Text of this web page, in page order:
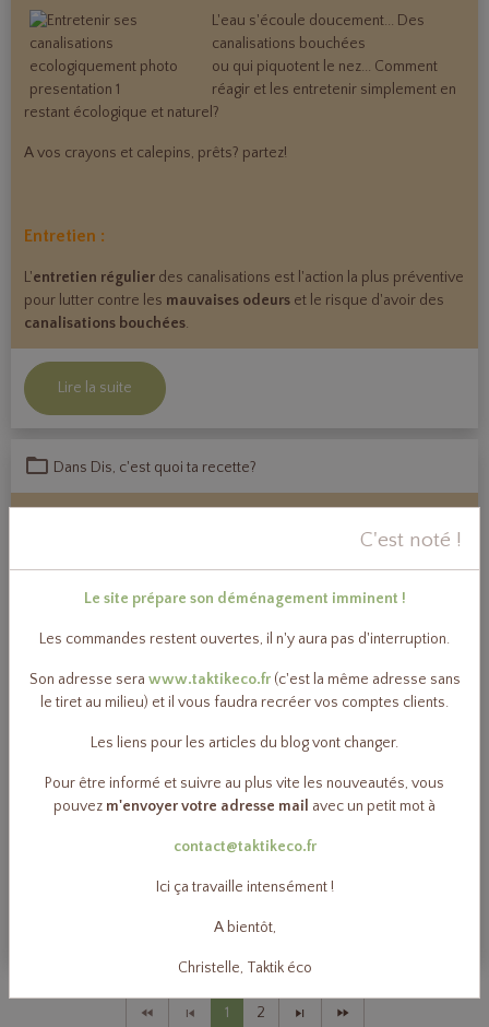
L'eau s'écoule doucement... Des
canalisations bouchées
ou qui piquotent le nez... Comment
réagir et les entretenir simplement en
restant écologique et naturel?
A vos crayons et calepins, prêts? partez!
Entretien :
L'entretien régulier des canalisations est l'action la plus préventive
pour lutter contre les mauvaises odeurs et le risque d'avoir des
canalisations bouchées.
Lire la suite
Dans Dis, c'est quoi ta recette?
Pour l'entretien régulier des toilettes,
voici une recette de pastilles
effervescentes à l'huile essentielle de
pin. Leur action est désinfectante et anti-calcaire. Contrairement
entièrement biodégradables naturelles. Tous les produits utilisés
par pastille effervescente ! (en comptant 8 pastilles)
1 2
C'est noté !
Le site prépare son déménagement imminent !
Les commandes restent ouvertes, il n'y aura pas d'interruption.
Son adresse sera www.taktikeco.fr (c'est la même adresse sans
le tiret au milieu) et il vous faudra recréer vos comptes clients.
Les liens pour les articles du blog vont changer.
Pour être informé et suivre au plus vite les nouveautés, vous
pouvez m'envoyer votre adresse mail avec un petit mot à
contact@taktikeco.fr
Ici ça travaille intensément !
A bientôt,
Christelle, Taktik éco